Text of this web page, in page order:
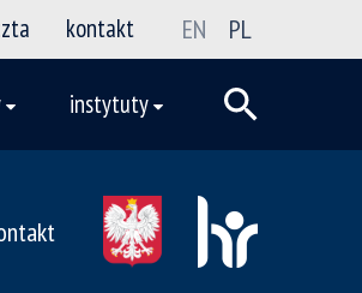
kontakt EN PL
instytuty